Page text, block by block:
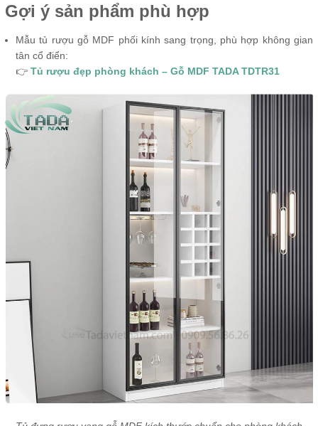
Gợi ý sản phẩm phù hợp
Mẫu tủ rượu gỗ MDF phối kính sang trọng, phù hợp không gian
tân cổ điển:
👉 Tủ rượu đẹp phòng khách – Gỗ MDF TADA TDTR31